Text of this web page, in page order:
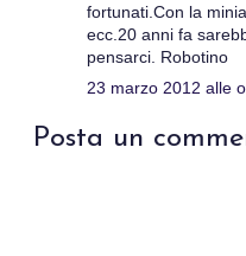
fortunati.Con la
ecc.20 anni fa
pensarci. Robotino
23 marzo 2012 alle
Posta un